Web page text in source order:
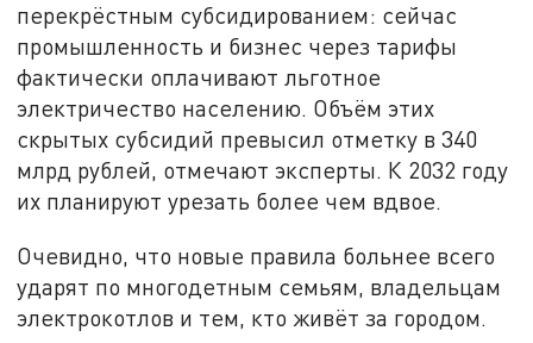
перекрёстным субсидированием: сейчас
промышленность и бизнес через тарифы
фактически оплачивают льготное
электричество населению. Объём этих
скрытых субсидий превысил отметку в 340
млрд рублей, отмечают эксперты. К 2032 году
их планируют урезать более чем вдвое.
Очевидно, что новые правила больнее всего
ударят по многодетным семьям, владельцам
электрокотлов и тем, кто живёт за городом.